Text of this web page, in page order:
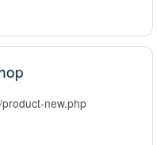
new.php